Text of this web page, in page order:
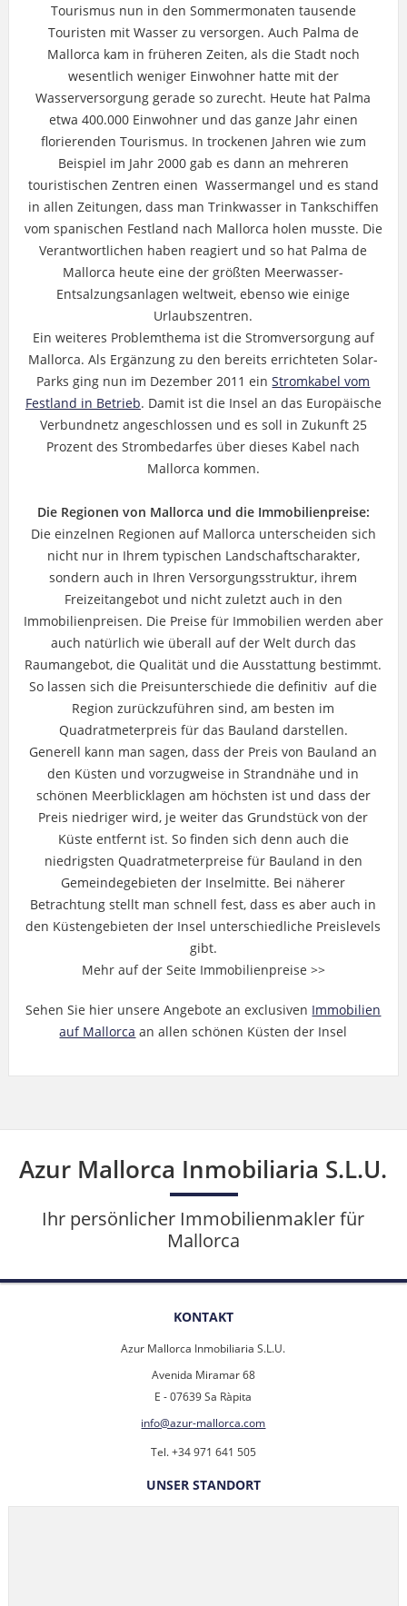
Tourismus nun in den Sommermonaten tausende
Touristen mit Wasser zu versorgen. Auch Palma de
Mallorca kam in früheren Zeiten, als die Stadt noch
wesentlich weniger Einwohner hatte mit der
Wasserversorgung gerade so zurecht. Heute hat Palma
etwa 400.000 Einwohner und das ganze Jahr einen
florierenden Tourismus. In trockenen Jahren wie zum
Beispiel im Jahr 2000 gab es dann an mehreren
touristischen Zentren einen Wassermangel und es stand
in allen Zeitungen, dass man Trinkwasser in Tankschiffen
vom spanischen Festland nach Mallorca holen musste. Die
Verantwortlichen haben reagiert und so hat Palma de
Mallorca heute eine der größten Meerwasser-
Entsalzungsanlagen weltweit, ebenso wie einige
Urlaubszentren.
Ein weiteres Problemthema ist die Stromversorgung auf
Mallorca. Als Ergänzung zu den bereits errichteten Solar-
Parks ging nun im Dezember 2011 einStromkabel vom
Festland in Betrieb. Damit ist die Insel an das Europäische
Verbundnetz angeschlossen und es soll in Zukunft 25
Prozent des Strombedarfes über dieses Kabel nach
Mallorca kommen.
Die Regionen von Mallorca und die Immobilienpreise:
Die einzelnen Regionen auf Mallorca unterscheiden sich
nicht nur in Ihrem typischen Landschaftscharakter,
sondern auch in Ihren Versorgungsstruktur, ihrem
Freizeitangebot und nicht zuletzt auch in den
Immobilienpreisen. Die Preise für Immobilien werden aber
auch natürlich wie überall auf der Welt durch das
Raumangebot, die Qualität und die Ausstattung bestimmt.
So lassen sich die Preisunterschiede die definitiv auf die
Region zurückzuführen sind, am besten im
Quadratmeterpreis für das Bauland darstellen.
Generell kann man sagen, dass der Preis von Bauland an
den Küsten und vorzugweise in Strandnähe und in
schönen Meerblicklagen am höchsten ist und dass der
Preis niedriger wird, je weiter das Grundstück von der
Küste entfernt ist. So finden sich denn auch die
niedrigsten Quadratmeterpreise für Bauland in den
Gemeindegebieten der Inselmitte. Bei näherer
Betrachtung stellt man schnell fest, dass es aber auch in
den Küstengebieten der Insel unterschiedliche Preislevels
gibt.
Mehr auf der Seite Immobilienpreise >>
Sehen Sie hier unsere Angebote an exclusiven Immobilien
auf Mallorca an allen schönen Küsten der Insel
Azur Mallorca Inmobiliaria S.L.U.
Ihr persönlicher Immobilienmakler für
Mallorca
KONTAKT
Azur Mallorca Inmobiliaria S.L.U.
Avenida Miramar 68
E - 07639 Sa Ràpita
info@azur-mallorca.com
Tel. +34 971 641 505
UNSER STANDORT